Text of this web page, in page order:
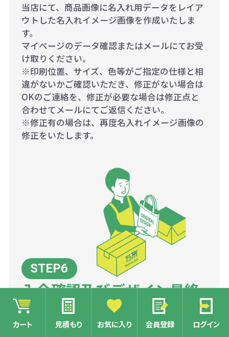
カート 見積もり お気に入り 会員登録 ログイン
当店にて、商品画像に名入れ用データをレイア
ウトした名入れイメージ画像を作成いたしま
す。
マイページのデータ確認またはメールにてお受
け取りください。
※印刷位置、サイズ、色等がご指定の仕様と相
違がないかご確認いただき、修正がない場合は
OKのご連絡を、修正が必要な場合は修正点と
合わせてメールにてご返信ください。
※修正有の場合は、再度名入れイメージ画像の
修正をいたします。
入金確認及びデザイン最終
確認後、工場にて量産開始